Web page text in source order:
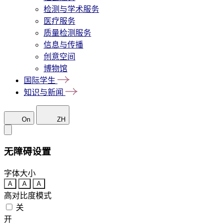
检测与学术服务
医疗服务
质量检测服务
信息与传播
创意空间
博物馆
国际学生
知识与新闻
On ZH
无障碍设置
字体大小
A A A
高对比度模式
关
开